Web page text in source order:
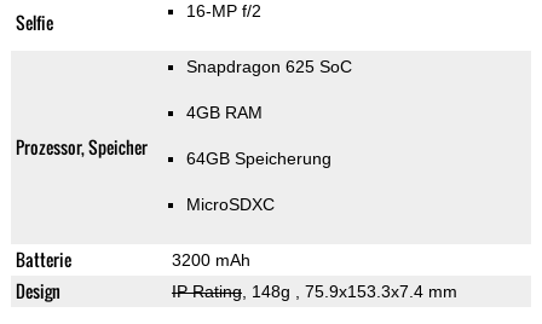
Selfie 16-MP f/2
Prozessor, Speicher
Snapdragon 625 SoC
4GB RAM
64GB Speicherung
MicroSDXC
Batterie 3200 mAh
Design IP Rating, 148g , 75.9x153.3x7.4 mm